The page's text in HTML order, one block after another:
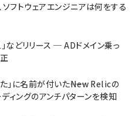
フトウェアエンジニアは何をする
などリリース ─ ADドメイン乗っ
」に名前が付いた――New Relicの
ィングのアンチパターンを検知